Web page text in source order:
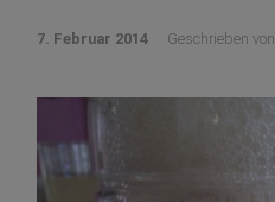
7. Februar 2014 Geschrieben von